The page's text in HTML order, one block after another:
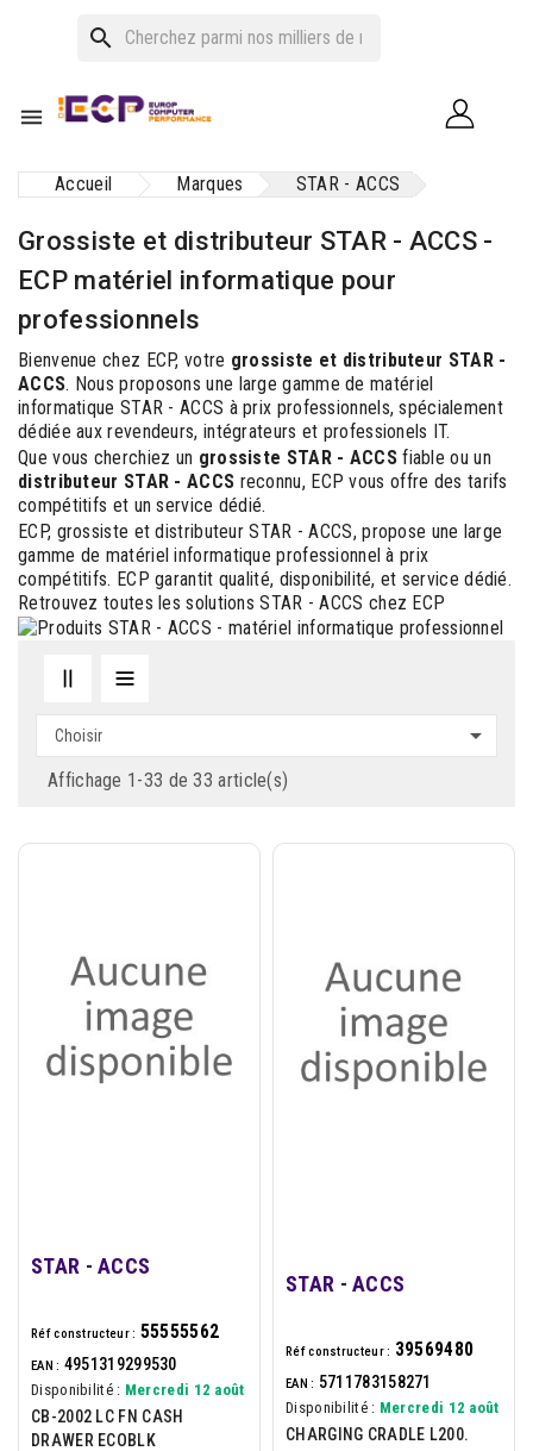
search

Accueil Marques STAR - ACCS
Grossiste et distributeur STAR - ACCS -
ECP matériel informatique pour
professionnels
Bienvenue chez ECP, votre grossiste et distributeur STAR -
ACCS. Nous proposons une large gamme de matériel
informatique STAR - ACCS à prix professionnels, spécialement
dédiée aux revendeurs, intégrateurs et professionels IT.
Que vous cherchiez un grossiste STAR - ACCSfiable ou un
distributeur STAR - ACCS reconnu, ECP vous offre des tarifs
compétitifs et un service dédié.
ECP, grossiste et distributeur STAR - ACCS, propose une large
gamme de matériel informatique professionnel à prix
compétitifs. ECP garantit qualité, disponibilité, et service dédié.
Retrouvez toutes les solutions STAR - ACCS chez ECP
Choisir 
Affichage 1-33 de 33 article(s)
STAR - ACCS
Réf constructeur : 55555562
EAN : 4951319299530
Disponibilité : Mercredi 12 août
CB-2002 LC FN CASH
DRAWER ECOBLK
STAR - ACCS
Réf constructeur : 39569480
EAN : 5711783158271
Disponibilité : Mercredi 12 août
CHARGING CRADLE L200.